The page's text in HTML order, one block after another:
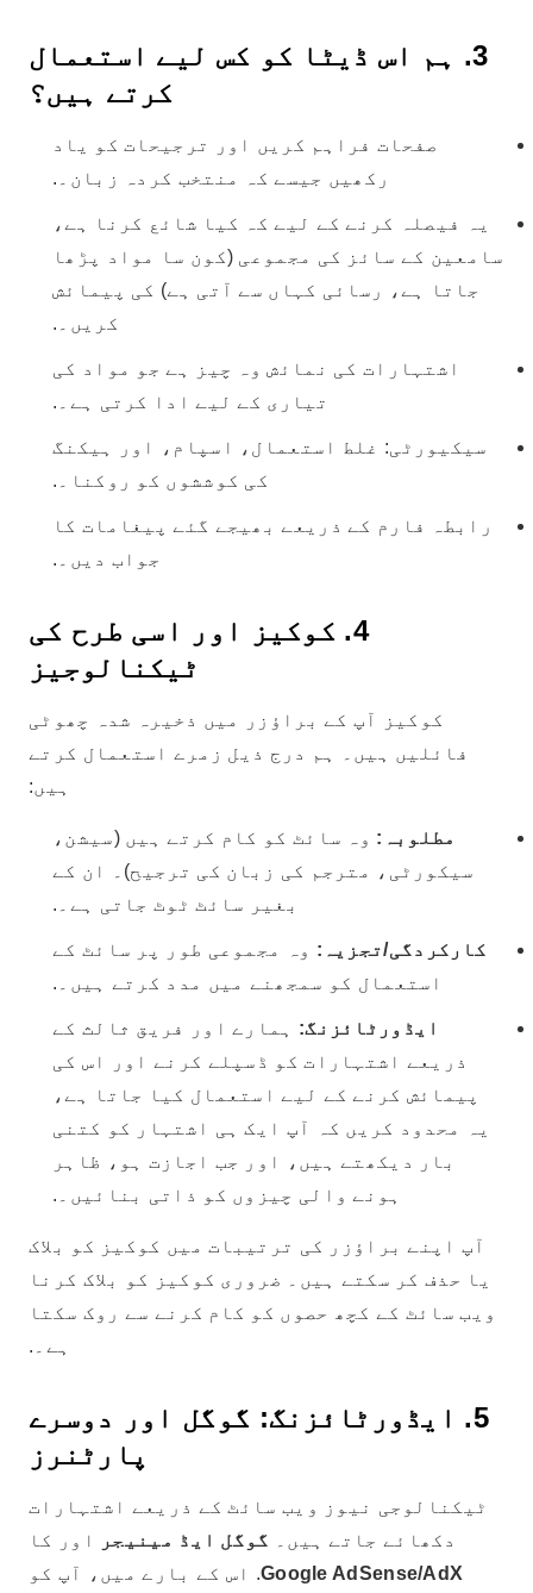
3. ہم اس ڈیٹا کو کس لیے استعمال
کرتے ہیں؟
صفحات فراہم کریں اور ترجیحات کو یاد
رکھیں جیسے کہ منتخب کردہ زبان۔.
یہ فیصلہ کرنے کے لیے کہ کیا شائع کرنا ہے،
سامعین کے سائز کی مجموعی (کون سا مواد پڑھا
جاتا ہے، رسائی کہاں سے آتی ہے) کی پیمائش
کریں۔.
اشتہارات کی نمائش وہ چیز ہے جو مواد کی
تیاری کے لیے ادا کرتی ہے۔.
سیکیورٹی: غلط استعمال، اسپام، اور ہیکنگ
کی کوششوں کو روکنا۔.
رابطہ فارم کے ذریعے بھیجے گئے پیغامات کا
جواب دیں۔.
4. کوکیز اور اسی طرح کی
ٹیکنالوجیز
کوکیز آپ کے براؤزر میں ذخیرہ شدہ چھوٹی
فائلیں ہیں۔ ہم درج ذیل زمرے استعمال کرتے
ہیں:
مطلوبہ: وہ سائٹ کو کام کرتے ہیں (سیشن،
سیکورٹی، مترجم کی زبان کی ترجیح)۔ ان کے
بغیر سائٹ ٹوٹ جاتی ہے۔.
کارکردگی/تجزیہ: وہ مجموعی طور پر سائٹ کے
استعمال کو سمجھنے میں مدد کرتے ہیں۔.
ایڈورٹائزنگ: ہمارے اور فریق ثالث کے
ذریعے اشتہارات کو ڈسپلے کرنے اور اس کی
پیمائش کرنے کے لیے استعمال کیا جاتا ہے،
یہ محدود کریں کہ آپ ایک ہی اشتہار کو کتنی
بار دیکھتے ہیں، اور جب اجازت ہو، ظاہر
ہونے والی چیزوں کو ذاتی بنائیں۔.
آپ اپنے براؤزر کی ترتیبات میں کوکیز کو بلاک
یا حذف کر سکتے ہیں۔ ضروری کوکیز کو بلاک کرنا
ویب سائٹ کے کچھ حصوں کو کام کرنے سے روک سکتا
ہے۔.
5. ایڈورٹائزنگ: گوگل اور دوسرے
پارٹنرز
ٹیکنالوجی نیوز ویب سائٹ کے ذریعے اشتہارات
دکھائے جاتے ہیں۔ گوگل ایڈ مینیجر
اور کا
Google AdSense/AdX. اس کے بارے میں، آپ کو